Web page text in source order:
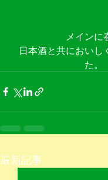
メインに
日本酒と共においし
た。
最新記事